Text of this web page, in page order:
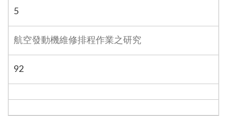
5
航空發動機維修排程作業之研究
92